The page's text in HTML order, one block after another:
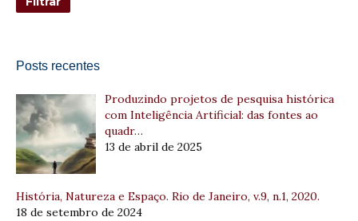
Posts recentes
Produzindo projetos de pesquisa histórica
com Inteligência Artificial: das fontes ao
quadr…
13 de abril de 2025
História, Natureza e Espaço. Rio de Janeiro, v.9, n.1, 2020.
18 de setembro de 2024